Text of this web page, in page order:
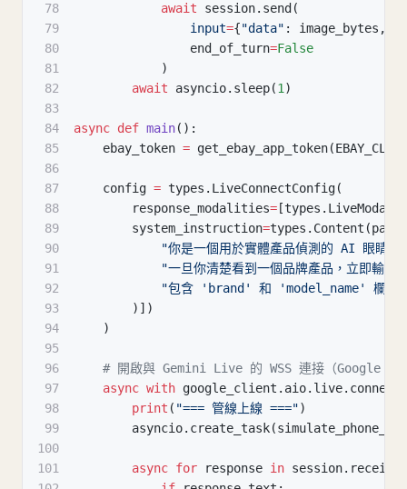
78
await session. send (
79
input={"data" : image_bytes ,
80
                end_of_turn
=False
81
)
82
await asyncio. sleep(1 )
83
84
async def main( ) :
85
    ebay_token
= get_ebay_app_token(
86
87
    config
= types . LiveConnectConfig(
88
        response_modalities
= [types .
89
        system_instruction
=types . Content (parts
90
"你是一個用於實體產品偵測的 AI 眼睛。
91
"一旦你清楚看到一個品牌產品，立即輸出
92
"包含 'brand' 和 'model_name' 欄位。
93
) ] )
94
)
95
96
# 開啟與 Gemini Live 的 WSS 連接（Google
97
async with google_client . aio. live. connect
98
print ( "=== 管線上線 ===")
99
        asyncio
. create_task(
100
101
async for response in session. receive